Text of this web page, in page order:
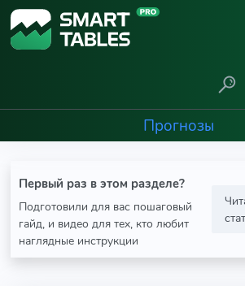
Прогнозы
Первый раз в этом разделе?
Подготовили для вас пошаговый
гайд, и видео для тех, кто любит
наглядные инструкции